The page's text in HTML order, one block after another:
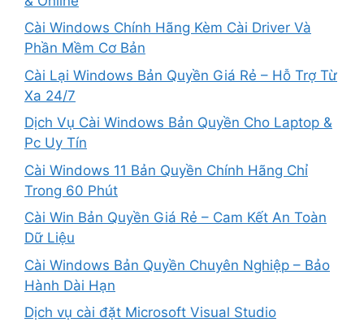
Cài Windows Chính Hãng Kèm Cài Driver Và
Phần Mềm Cơ Bản
Cài Lại Windows Bản Quyền Giá Rẻ – Hỗ Trợ Từ
Xa 24/7
Dịch Vụ Cài Windows Bản Quyền Cho Laptop &
Pc Uy Tín
Cài Windows 11 Bản Quyền Chính Hãng Chỉ
Trong 60 Phút
Cài Win Bản Quyền Giá Rẻ – Cam Kết An Toàn
Dữ Liệu
Cài Windows Bản Quyền Chuyên Nghiệp – Bảo
Hành Dài Hạn
Dịch vụ cài đặt Microsoft Visual Studio